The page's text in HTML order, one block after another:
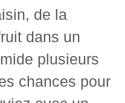
de la
dans un
plusieurs
chances pour